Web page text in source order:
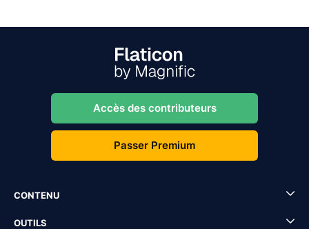
Accès des contributeurs
Passer Premium
CONTENU
OUTILS